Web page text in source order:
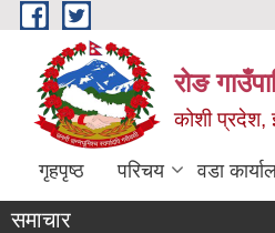
Skip to main content
रोङ
कोशी प्रदेश,
गृहपृष्ठ परिचय वडा
समाचार